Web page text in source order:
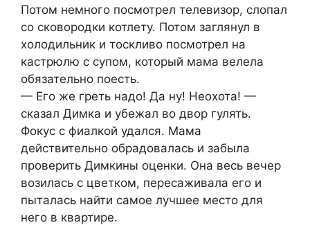
Потом немного посмотрел телевизор, слопал
со сковородки котлету. Потом заглянул в
холодильник и тоскливо посмотрел на
кастрюлю с супом, который мама велела
обязательно поесть.
— Его же греть надо! Да ну! Неохота! —
сказал Димка и убежал во двор гулять.
Фокус с фиалкой удался. Мама
действительно обрадовалась и забыла
проверить Димкины оценки. Она весь вечер
возилась с цветком, пересаживала его и
пыталась найти самое лучшее место для
него в квартире.